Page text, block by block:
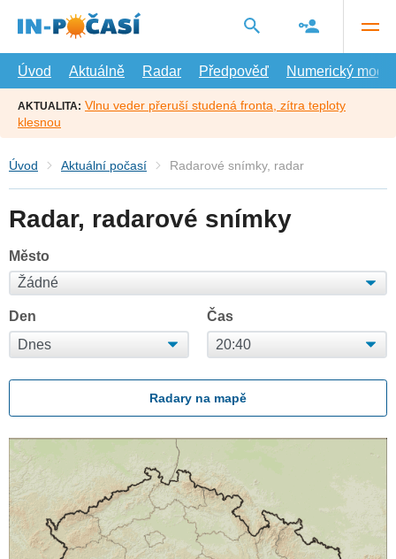
hlavní
Úvod
Aktuálně Radar Předpověď Numerický model
AKTUALITA: Vlnu veder přeruší studená fronta, zítra teploty
klesnou
Úvod Aktuální počasí Radarové snímky, radar
Radar, radarové snímky
Město
Den Čas
Radary na mapě